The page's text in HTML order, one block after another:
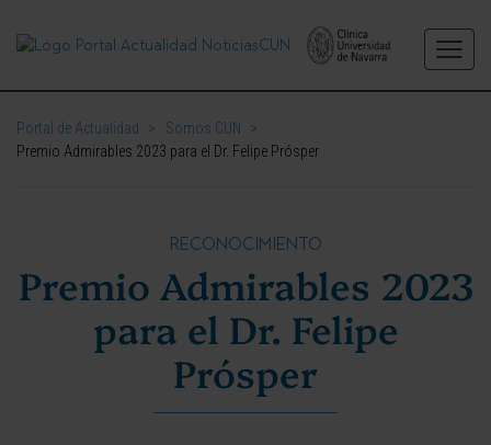
Portal de Actualidad > Somos CUN
>
Premio Admirables 2023 para el Dr. Felipe Prósper
RECONOCIMIENTO
Premio Admirables 2023
para el Dr. Felipe
Prósper